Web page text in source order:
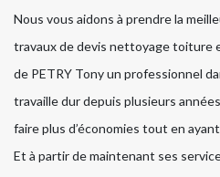
Nous vous aidons à prendre la
travaux de devis nettoyage toiture
de PETRY Tony un professionnel
travaille dur depuis plusieurs
faire plus d’économies tout en
Et à partir de maintenant ses